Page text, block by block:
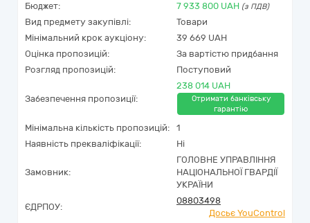
Бюджет: 7 933 800 UAH (з ПДВ)
Вид предмету закупівлі:
Товари
Мінімальний крок аукціону:
39 669 UAH
Оцінка пропозицій:
За вартістю придбання
Розгляд пропозицій:
Поступовий
Забезпечення пропозиції:
238 014 UAH
Отримати банківську
гарантію
Мінімальна кількість пропозицій:
1
Наявність прекваліфікації:
Ні
Замовник:
ГОЛОВНЕ УПРАВЛІННЯ
НАЦІОНАЛЬНОЇ ГВАРДІЇ
УКРАЇНИ
ЄДРПОУ:
08803498
Досьє YouControl